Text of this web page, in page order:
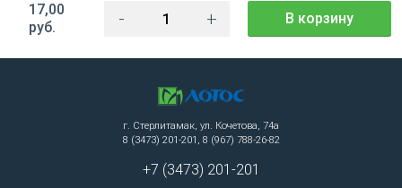
17,00
руб.
- + В корзину
г. Стерлитамак, ул. Кочетова, 74а
8 (3473) 201-201, 8 (967) 788-26-82
+7 (3473) 201-201